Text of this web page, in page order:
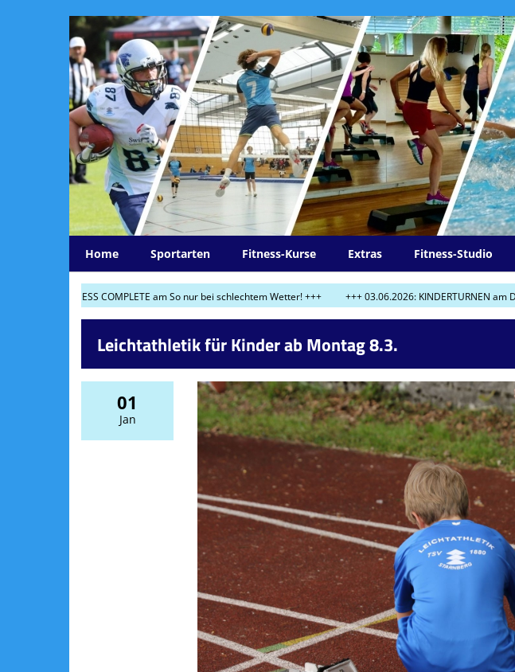
Home Sportarten Fitness-Kurse Extras Fitness-Studio
FITNESS COMPLETE am So nur bei schlechtem Wetter! +++ +++ 03.06.2026: KINDERTURNEN am Di bis
Leichtathletik für Kinder ab Montag 8.3.
01
Jan